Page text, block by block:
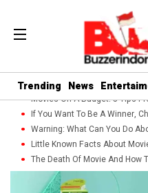
Trending News
Movies On A Budget: 5 Tips
If You Want To Be A Winner,
Warning: What Can You Do
Little Known Facts About
The Death Of Movie And How